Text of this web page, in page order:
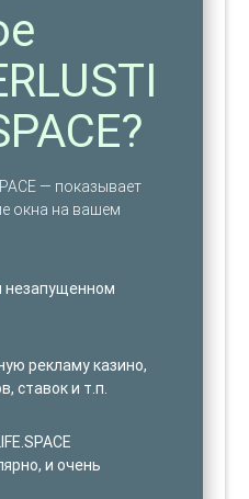
— показывает
окна на вашем
незапущенном
рекламу казино,
ставок и т.п.
и очень